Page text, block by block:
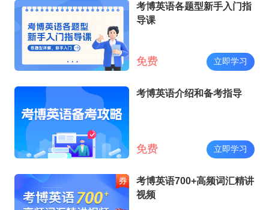
考博英语各题型新手入门指
导课
免费 立即学习
考博英语介绍和备考指导
免费 立即学习
考博英语700+高频词汇精讲
视频